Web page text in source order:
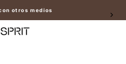
otros medios